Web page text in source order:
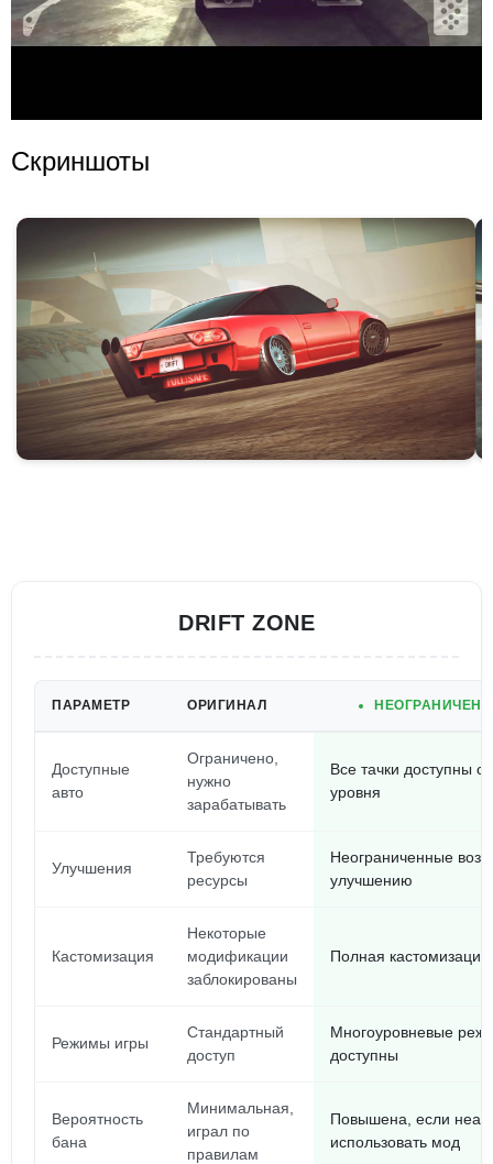
Скриншоты
DRIFT ZONE
ПАРАМЕТР ОРИГИНАЛ
Доступные
авто
Ограничено,
нужно
зарабатывать
Все тачки доступны с
уровня
Улучшения
Требуются
ресурсы
Неограниченные
улучшению
Кастомизация
Некоторые
модификации
заблокированы
Полная кастомизация
Режимы игры
Стандартный
доступ
Многоуровневые
доступны
Вероятность
бана
Минимальная,
играл по
правилам
Повышена, если
использовать мод